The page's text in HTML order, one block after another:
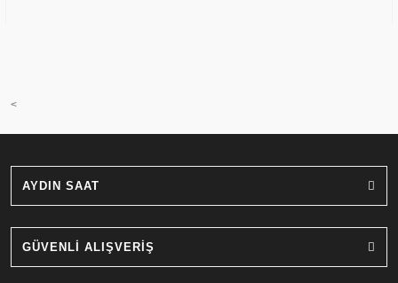
<
AYDIN SAAT
GÜVENLİ ALIŞVERİŞ